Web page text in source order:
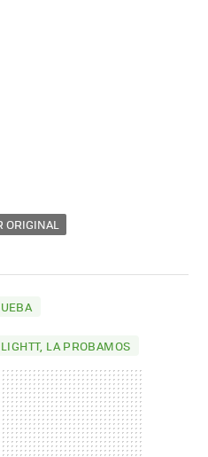
ORIGINAL
LIGHTT, LA PROBAMOS